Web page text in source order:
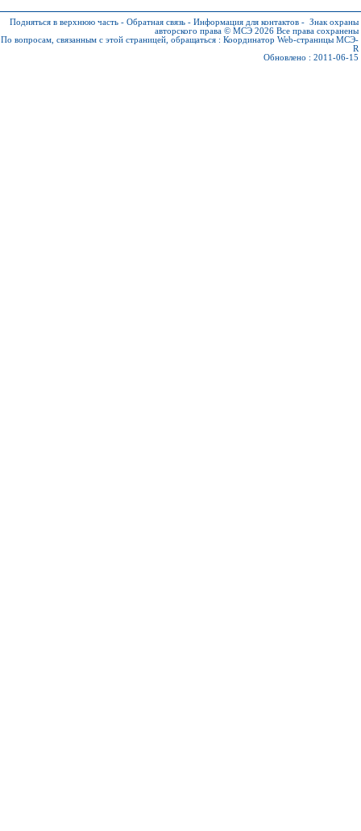
Подняться в верхнюю часть - Обратная связь - Информация для контактов - Знак охраны
авторского права © МСЭ 2026 Все права сохранены
По вопросам, связанным с этой страницей, обращаться : Координатор Web-страницы МСЭ-
R
Обновлено : 2011-06-15